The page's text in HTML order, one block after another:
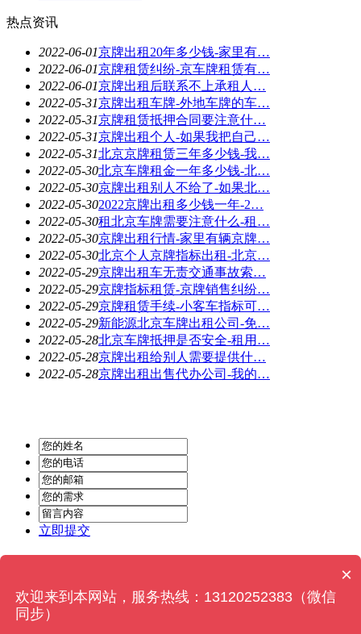
热点资讯
2022-06-01京牌出租20年多少钱-家里有…
2022-06-01京牌租赁纠纷-京车牌租赁有…
2022-06-01京牌出租后联系不上承租人…
2022-05-31京牌出租车牌-外地车牌的车…
2022-05-31京牌租赁抵押合同要注意什…
2022-05-31京牌出租个人-如果我把自己…
2022-05-31北京京牌租赁三年多少钱-我…
2022-05-30北京车牌租金一年多少钱-北…
2022-05-30京牌出租别人不给了-如果北…
2022-05-302022京牌出租多少钱一年-2…
2022-05-30租北京车牌需要注意什么-租…
2022-05-30京牌出租行情-家里有辆京牌…
2022-05-30北京个人京牌指标出租-北京…
2022-05-29京牌出租车无责交通事故索…
2022-05-29京牌指标租赁-京牌销售纠纷…
2022-05-29京牌租赁手续-小客车指标可…
2022-05-29新能源北京车牌出租公司-免…
2022-05-28北京车牌抵押是否安全-租用…
2022-05-28京牌出租给别人需要提供什…
2022-05-28京牌出租出售代办公司-我的…
立即提交
Powered byMetInfo 6.2.0© 2008-2022MetInfo Inc.
在线咨询
×
欢迎来到本网站，服务热线：13120252383（微信
同步）